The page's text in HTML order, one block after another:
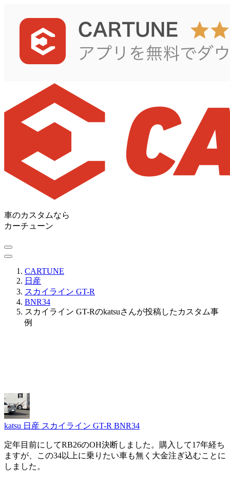
車のカスタムなら
カーチューン
CARTUNE
日産
スカイライン GT-R
BNR34
スカイライン GT-Rのkatsuさんが投稿したカスタム事
例
katsu 日産 スカイライン GT-R BNR34
定年目前にしてRB26のOH決断しました。購入して17年経ち
ますが、この34以上に乗りたい車も無く大金注ぎ込むことに
しました。